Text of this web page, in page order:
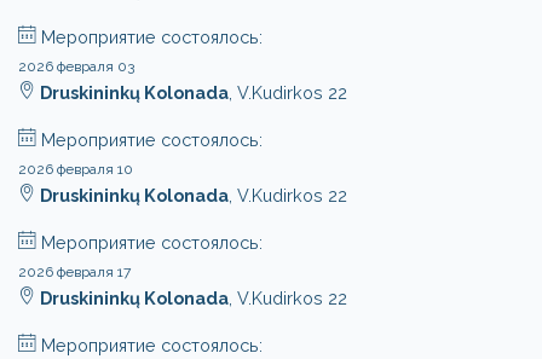
Мероприятие состоялось:
2026 февраля 03
Druskininkų Kolonada , V.Kudirkos 22
Мероприятие состоялось:
2026 февраля 10
Druskininkų Kolonada , V.Kudirkos 22
Мероприятие состоялось:
2026 февраля 17
Druskininkų Kolonada , V.Kudirkos 22
Мероприятие состоялось: